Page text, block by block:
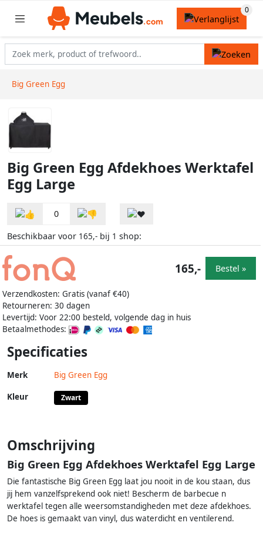
Big Green Egg
Big Green Egg Afdekhoes Werktafel
Egg Large
0
Beschikbaar voor 165,- bij 1 shop:
Verzendkosten: Gratis (vanaf €40)
Retourneren: 30 dagen
Levertijd: Voor 22:00 besteld, volgende dag in huis
Betaalmethodes:
165,- Bestel »
Specificaties
Merk Big Green Egg
Kleur Zwart
Omschrijving
Big Green Egg Afdekhoes Werktafel Egg Large
Die fantastische Big Green Egg laat jou nooit in de kou staan, dus
jij hem vanzelfsprekend ook niet! Bescherm de barbecue n
werktafel tegen alle weersomstandigheden met deze afdekhoes.
De hoes is gemaakt van vinyl, dus waterdicht en ventilerend.